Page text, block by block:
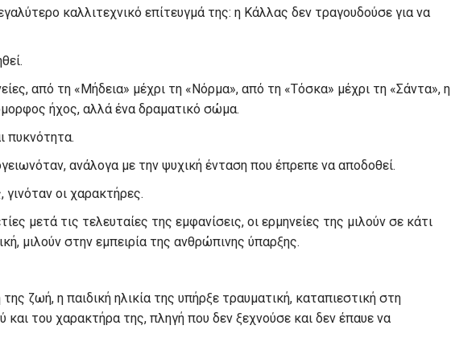
καλλιτεχνικό επίτευγμά της: η Κάλλας δεν τραγουδούσε για να
από τη «Μήδεια» μέχρι τη «Νόρμα», από τη «Τόσκα» μέχρι τη «Σάντα», η
ήχος, αλλά ένα δραματικό σώμα.
πυκνότητα.
ανάλογα με την ψυχική ένταση που έπρεπε να αποδοθεί.
οι χαρακτήρες.
μετά τις τελευταίες της εμφανίσεις, οι ερμηνείες της μιλούν σε κάτι
μιλούν στην εμπειρία της ανθρώπινης ύπαρξης.
ζωή, η παιδική ηλικία της υπήρξε τραυματική, καταπιεστική στη
του χαρακτήρα της, πληγή που δεν ξεχνούσε και δεν έπαυε να